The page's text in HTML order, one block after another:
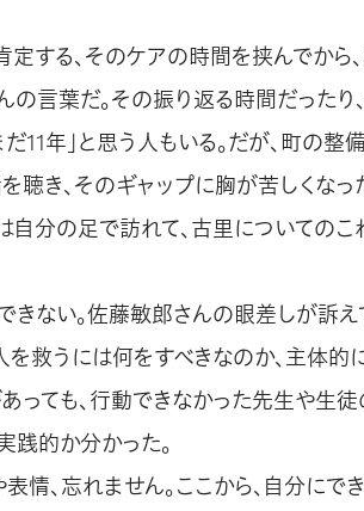
定する、そのケアの時間を挟んでから
言葉だ。その振り返る時間だったり
だ11年」と思う人もいる。だが、町の
聴き、そのギャップに胸が苦しくなっ
自分の足で訪れて、古里についての
ない。佐藤敏郎さんの眼差しが訴え
を救うには何をすべきなのか、主体的
っても、行動できなかった先生や生
践的か分かった。
、忘れません。ここから、自分にで